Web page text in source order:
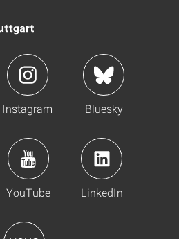
Instagram Bluesky
YouTube LinkedIn